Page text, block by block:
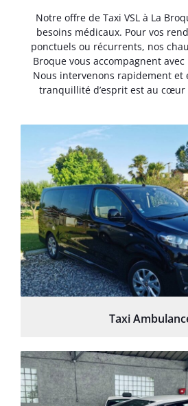
Notre offre de Taxi VSL à La
besoins médicaux. Pour vos
ponctuels ou récurrents, nos
Broque vous accompagnent
Nous intervenons rapidement et
tranquillité d’esprit est au cœur
Taxi